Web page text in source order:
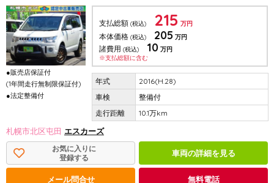
●販売店保証付
(1年間走行無制限保証付)
●法定整備付
支払総額 (税込) 215 万円
本体価格 (税込) 205 万円
諸費用 (税込) 10 万円
※支払総額に含む
2016(H.28)
整備付
10.1万km
札幌市北区屯田 エスカーズ
お気に入りに
登録する
車両の詳細を見る
メール問合せ 無料電話